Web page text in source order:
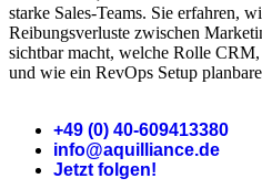
starke Sales-Teams. Sie erfahren,
Reibungsverluste zwischen
sichtbar macht, welche Rolle
und wie ein RevOps Setup
+49 (0) 40-609413380
info@aquilliance.de
Jetzt folgen!